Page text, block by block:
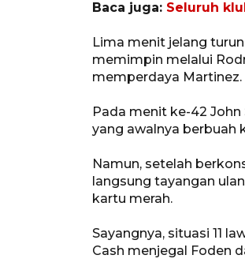
Baca juga: Seluruh
Lima menit jelang
memimpin melalui
memperdaya Martinez.
Pada menit ke-42
yang awalnya berbuah
Namun, setelah
langsung tayangan
kartu merah.
Sayangnya, situasi 11
Cash menjegal Foden